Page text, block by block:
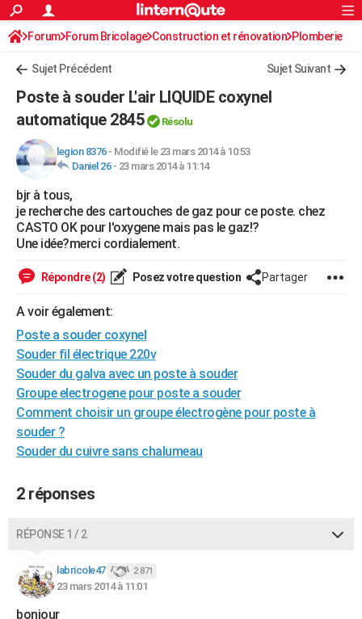
ACTUALITÉS
Politique
Société
Faits Divers
Education
Monde
Villes
+
Programme TV
Streaming
Cinéma
Sorties cinéma
Musique
FINANCE
Retraite
Impôts
Epargne
Immobilier
Risques naturels par ville
Banque
Assurance
Crédit
AUTO
Essais
Réserver un essai
Citadines
Berlines
SUV
Forum auto
HIGH-TECH
Mobiles
Meilleur smartphone
Internet
Ordinateurs
Jeux vidéo
Guide high-tech
+
BRICOLAGE
Forum
Aménagement intérieur
Extérieur
Cuisine
Salle de bains
Jardinage
Rangement
WEEK-END
Guides de France
Escapades
Patrimoine
Expositions
Musées
Week-end nature
LIFESTYLE
Art de vivre
Bien-être
Loisirs
Mode
Modes de vie
SANTE
Alimentation
Guide de la santé
Maladies
Médicaments
Sommeil
VOYAGE
Destinations
City break
Voyage nature
Voyage de noces
Forum
Climat
+PHOTO
GUIDES D'ACHAT
BONS PLANS
Dictionnaire
Biographies
Citations
Expressions
Proverbes
COPAINS D'AVANT
S'inscrire
Se connecter
Lycées
Collèges
Primaires
Universités
Entreprises
Service militaire
Avis de recherche
AVIS DE DÉCÈS
Rechercher
S'inscrire
Connexion
Forum Forum Bricolage Construction et rénovation Plomberie
Sujet Précédent Sujet Suivant
Poste à souder L'air LIQUIDE coxynel
automatique 2845
Résolu
legion 8376- Modifié le 23 mars 2014 à 10:53
Daniel 26- 23 mars 2014 à 11:14
bjr à tous,
je recherche des cartouches de gaz pour ce poste. chez
CASTO OK pour l'oxygene mais pas le gaz!?
Une idée?merci cordialement.
Répondre (2) Posez votre question Partager
A voir également:
Poste a souder coxynel
Souder fil électrique 220v
Souder du galva avec un poste à souder
Groupe electrogene pour poste a souder
Comment choisir un groupe électrogène pour poste à
souder ?
Souder du cuivre sans chalumeau
2 réponses
RÉPONSE 1 / 2
labricole47 2 871
23 mars 2014 à 11:01
bonjour